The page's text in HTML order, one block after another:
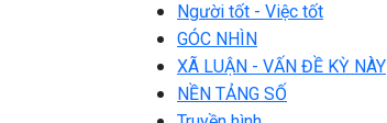
Người tốt - Việc tốt
GÓC NHÌN
XÃ LUẬN - VẤN ĐỀ KỲ NÀY
NỀN TẢNG SỐ